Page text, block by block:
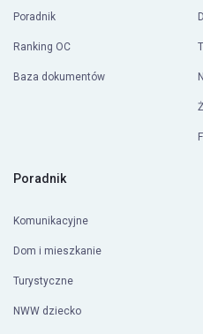
Baza dokumentów
Dom i mieszkanie
NWW dziecko